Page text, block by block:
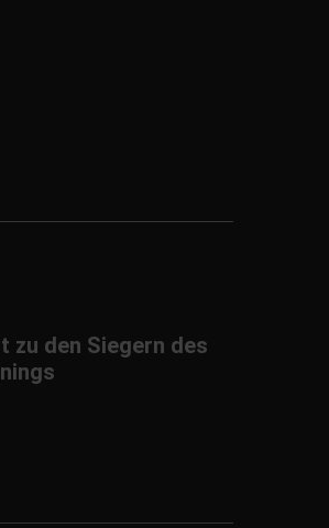
zu den Siegern des